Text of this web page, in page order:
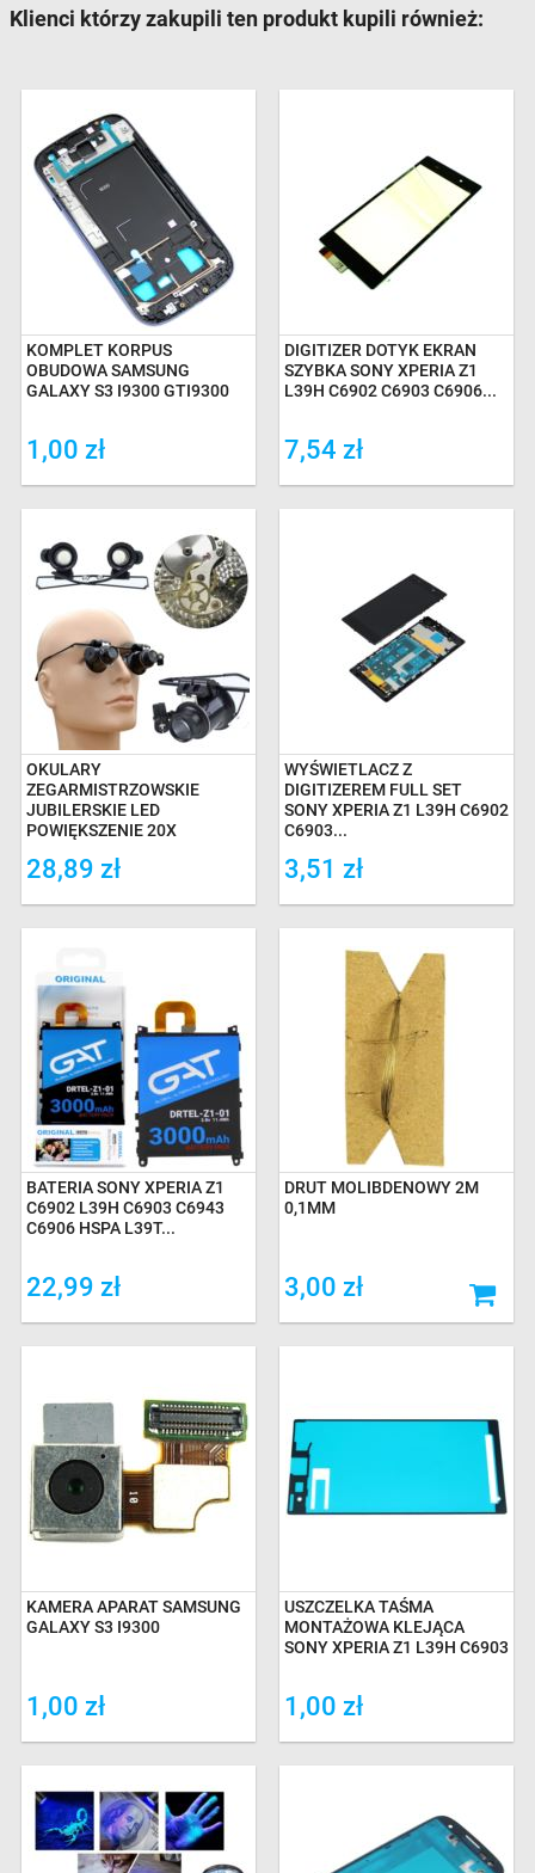
Klienci którzy zakupili ten produkt kupili również:
KOMPLET KORPUS
OBUDOWA SAMSUNG
GALAXY S3 I9300 GTI9300
1,00 zł
DIGITIZER DOTYK EKRAN
SZYBKA SONY XPERIA Z1
L39H C6902 C6903 C6906...
7,54 zł
OKULARY
ZEGARMISTRZOWSKIE
JUBILERSKIE LED
POWIĘKSZENIE 20X
28,89 zł
WYŚWIETLACZ Z
DIGITIZEREM FULL SET
SONY XPERIA Z1 L39H C6902
C6903...
3,51 zł
BATERIA SONY XPERIA Z1
C6902 L39H C6903 C6943
C6906 HSPA L39T...
22,99 zł
DRUT MOLIBDENOWY 2M
0,1MM
3,00 zł
KAMERA APARAT SAMSUNG
GALAXY S3 I9300
1,00 zł
USZCZELKA TAŚMA
MONTAŻOWA KLEJĄCA
SONY XPERIA Z1 L39H C6903
1,00 zł